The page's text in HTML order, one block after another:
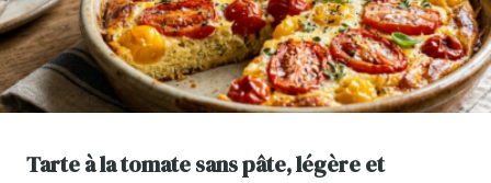
Tarte à la tomate sans pâte, légère et